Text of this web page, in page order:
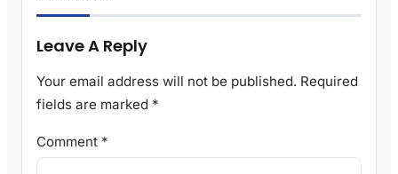
Leave A Reply
Your email address will not be published. Required
fields are marked *
Comment *